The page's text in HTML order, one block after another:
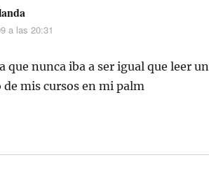
a las 20:31
que nunca iba a ser igual que leer
mis cursos en mi palm